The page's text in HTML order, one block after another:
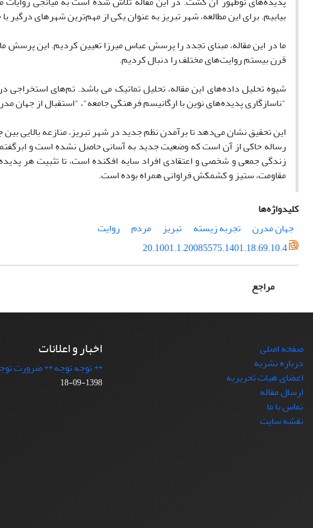
بیابیم. برای این مطالعه، شهر تبریز به عنوان یکی از مهم‌ترین شهرهای درگیر
ما در این مقاله، مبنای تجدد را پرسش عباس میرزا تعیین کردیم. این پرسش
قرن بیستم روایت‌های مختلف را دنبال کردیم.
شیوه تحلیل داده‌های این مقاله، تحلیل تماتیک می باشد. تم‌های
"ناسازگاری پدیده‌های نوین با ارگانیسم فرهنگی جامعه"، "استقبال از
این تحقیق نشان می‌دهد تا برآمدن نظم جدید در شهر تبریز، منازعه بالایی
رساله حاکی از آن است که وضعیت جدید به آسانی حاصل نشده است و
زندگی جمعی و شخصی و اعتقادی افراد سایه افکنده است، تا تثبیت هر
مقاومت، ستیز و کشمکش فراوانی همراه بوده است.
کلیدواژه‌ها
جهان مدرن
تجربه زیسته تبریز مردم
روایت
20.1001.1.20085575.1401.18.69.10.4
مراجع
صفحه اصلی
درباره نشریه
اعضای هیات تحریریه
ارسال مقاله
تماس با ما
نقشه سایت
اخبار و اعلانات
** توجه توجه ** ضرورت
1398-09-18